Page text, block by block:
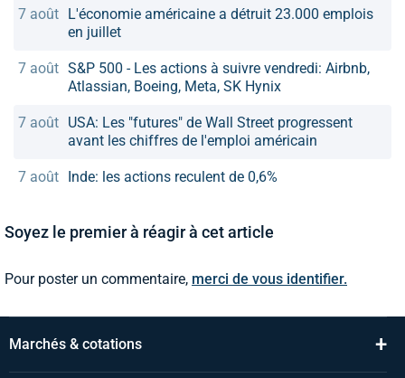
7 août L'économie américaine a détruit 23.000 emplois
en juillet
7 août S&P 500 - Les actions à suivre vendredi: Airbnb,
Atlassian, Boeing, Meta, SK Hynix
7 août USA: Les "futures" de Wall Street progressent
avant les chiffres de l'emploi américain
7 août Inde: les actions reculent de 0,6%
Soyez le premier à réagir à cet article
Pour poster un commentaire, merci de vous identifier.
Marchés & cotations +